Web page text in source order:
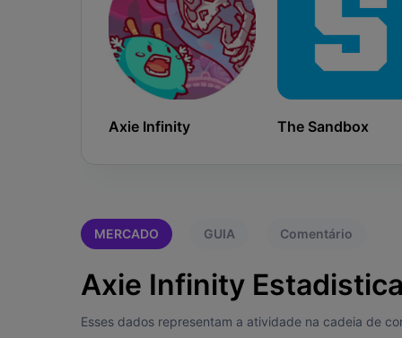
Axie Infinity The Sandbox
MERCADO GUIA Comentário
Axie Infinity
Esses dados representam a atividade na cadeia de